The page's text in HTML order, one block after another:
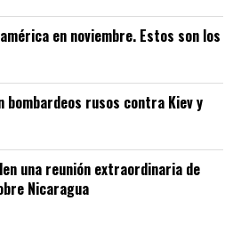
en noviembre. Estos son los
bombardeos rusos contra Kiev y
una reunión extraordinaria de
Nicaragua